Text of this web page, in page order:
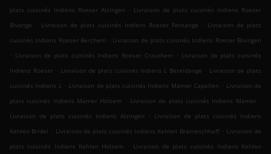
plats cuisinés Indiens Roeser Alzingen
. Livraison de plats cuisinés Indiens Roeser
Bivange
. Livraison de plats cuisinés Indiens Roeser Fentange . Livraison de plats
cuisinés Indiens Roeser Berchem . Livraison de plats cuisinés Indiens Roeser Bivingen
. Livraison de plats cuisinés Indiens Roeser Crauthem . Livraison de plats cuisinés
Indiens Roeser . Livraison de plats cuisinés Indiens L Bereldange . Livraison de plats
cuisinés Indiens L . Livraison de plats cuisinés Indiens Mamer Capellen . Livraison de
plats cuisinés Indiens Mamer Holzem
. Livraison de plats cuisinés Indiens Mamer .
Livraison de plats cuisinés Indiens Alzingen
. Livraison de plats cuisinés Indiens
Kehlen Bridel . Livraison de plats cuisinés Indiens Kehlen Brameschhaff . Livraison de
plats cuisinés Indiens Kehlen Holzem
. Livraison de plats cuisinés Indiens Kehlen